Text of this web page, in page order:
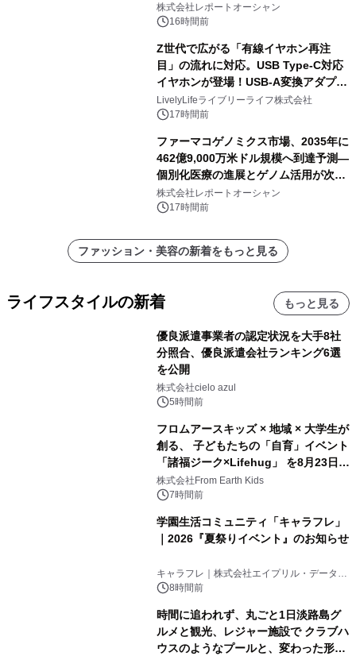
株式会社レポートオーシャン
16時間前
Z世代で広がる「有線イヤホン再注
目」の流れに対応。USB Type-C対応
イヤホンが登場！USB-A変換アダプタ
ー付きでスマホからパソコンまで幅広
く活用可能
LivelyLifeライブリーライフ株式会社
17時間前
ファーマコゲノミクス市場、2035年に
462億9,000万米ドル規模へ到達予測―
個別化医療の進展とゲノム活用が次世
代ヘルスケア投資を加速
株式会社レポートオーシャン
17時間前
ファッション・美容の新着をもっと見る
ライフスタイルの新着 もっと見る
優良派遣事業者の認定状況を大手8社
分照合、優良派遣会社ランキング6選
を公開
株式会社cielo azul
5時間前
フロムアースキッズ × 地域 × 大学生が
創る、 子どもたちの「自育」イベント
「諸福ジーク×Lifehug」 を8月23日
(日)開催
株式会社From Earth Kids
7時間前
学園生活コミュニティ「キャラフレ」
｜2026『夏祭りイベント』のお知らせ
キャラフレ｜株式会社エイプリル・データ・
デザインズ
8時間前
時間に追われず、丸ごと1日淡路島グ
ルメと観光、レジャー施設で クラブハ
ウスのようなプールと、変わった形の